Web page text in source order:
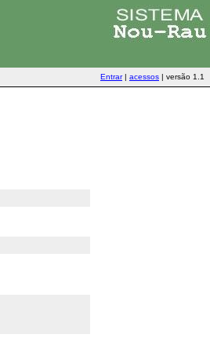
Entrar| acessos | versão 1.1